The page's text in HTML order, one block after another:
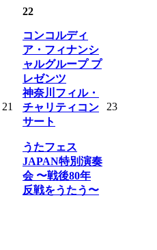
21
22
コンコルディ
ア・フィナンシ
ャルグループ プ
レゼンツ
神奈川フィル・
チャリティコン
サート
うたフェス
JAPAN特別演奏
会 〜戦後80年
反戦をうたう〜
23